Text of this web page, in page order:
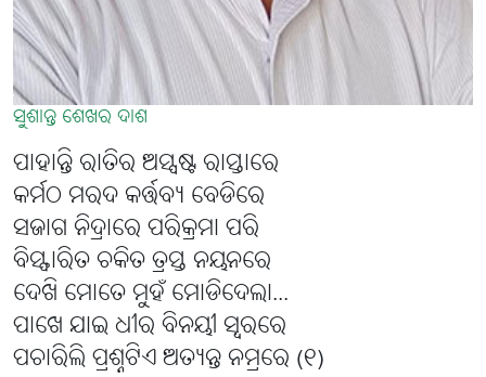
ସୁଶାନ୍ତ ଶେଖର ଦାଶ
ପାହାନ୍ତି ରାତିର ଅସ୍ପଷ୍ଟ ରାସ୍ତାରେ
କର୍ମଠ ମରଦ କର୍ତ୍ତବ୍ୟ ବେଡିରେ
ସଜାଗ ନିଦ୍ରାରେ ପରିକ୍ରମା ପରି
ବିସ୍ଫାରିତ ଚକିତ ତ୍ରସ୍ତ ନୟନରେ
ଦେଖି ମୋତେ ମୁହଁ ମୋଡିଦେଲା...
ପାଖେ ଯାଇ ଧୀର ବିନୟୀ ସ୍ୱରରେ
ପଚାରିଲି ପ୍ରଶ୍ନଟିଏ ଅତ୍ୟନ୍ତ ନମ୍ରରେ (୧)